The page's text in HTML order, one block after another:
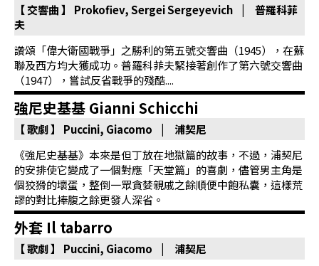
回
頁
【 交響曲 】
Prokofiev, Sergei Sergeyevich | 普羅科菲
夫
讚頌「偉大衛國戰爭」之勝利的第五號交響曲（1945），在蘇
聯及西方均大獲成功。普羅科菲夫緊接著創作了第六號交響曲
（1947），嘗試反省戰爭的殘酷....
強尼史基基 Gianni Schicchi
【 歌劇 】
Puccini, Giacomo | 浦契尼
《強尼史基基》本來是但丁放在地獄篇的故事，不過，浦契尼
的安排使它變成了一個對應「天堂篇」的喜劇，儘管男主角是
個狡猾的壞蛋，整倒一眾貪婪親戚之餘順便中飽私囊，這樣荒
謬的對比捧腹之餘更發人深省。
外套 Il tabarro
【 歌劇 】
Puccini, Giacomo | 浦契尼